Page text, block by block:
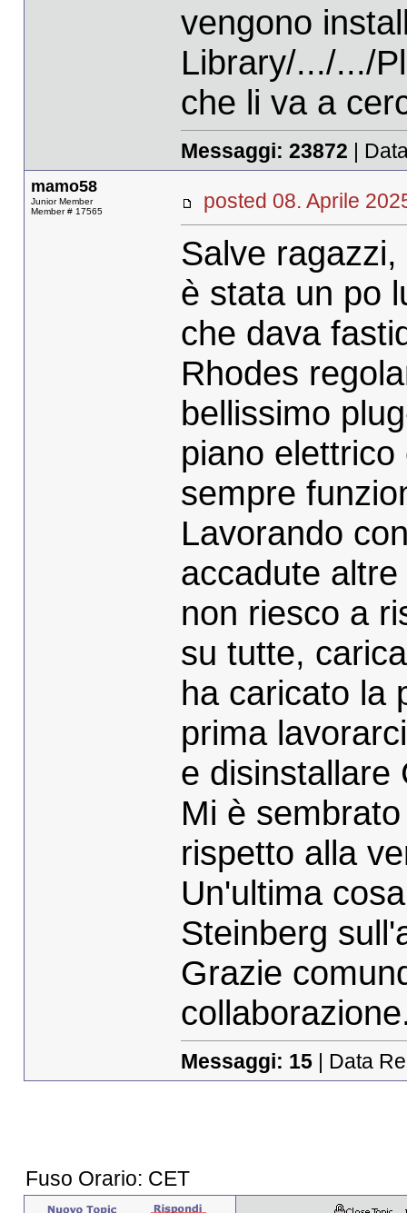
vengono
Library/.../.../
che li va a
Messaggi: 23872 |
mamo58
Junior Member
Member # 17565
posted 08. Aprile
Salve ragazzi,
è stata un po
che dava
Rhodes
bellissimo
piano
sempre
Lavorando
accadute
non riesco a
su tutte,
ha caricato la
prima
e disinstallare
Mi è
rispetto alla
Un'ultima
Steinberg
Grazie
Messaggi: 15| Data
Fuso Orario: CET